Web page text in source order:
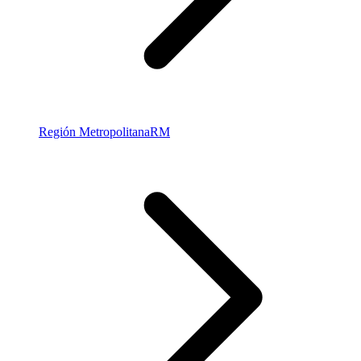
Región MetropolitanaRM